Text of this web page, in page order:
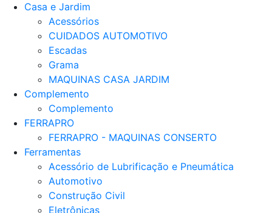
Casa e Jardim
Acessórios
CUIDADOS AUTOMOTIVO
Escadas
Grama
MAQUINAS CASA JARDIM
Complemento
Complemento
FERRAPRO
FERRAPRO - MAQUINAS CONSERTO
Ferramentas
Acessório de Lubrificação e Pneumática
Automotivo
Construção Civil
Eletrônicas